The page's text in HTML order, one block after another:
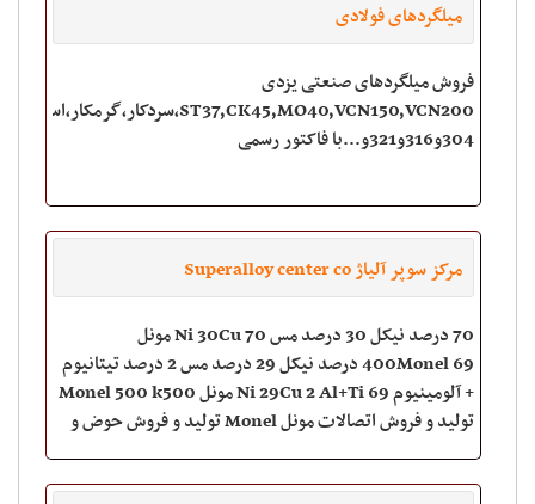
میلگردهای فولادی
فروش میلگردهای صنعتی یزدی
ST37,CK45,MO40,VCN150,VCN200,سردکار,گرمکار,استیل
304و316و321و...با فاکتور رسمی
مرکز سوپر آلیاژ Superalloy center co
70 درصد نیکل 30 درصد مس 70 Ni 30Cu مونل
400Monel 69 درصد نیکل 29 درصد مس 2 درصد تیتانیوم
+ آلومینیوم 69 Ni 29Cu 2 Al+Ti مونل Monel 500 k500
تولید و فروش اتصالات مونل Monel تولید و فروش حوض و